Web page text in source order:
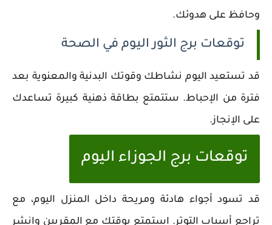
وحافظ على هدوئك.
توقعات برج الثور اليوم في الصحة
قد تستعيد اليوم نشاطك وقوتك البدنية والمعنوية بعد
فترة من الإحباط. ستتمتع بطاقة ذهنية كبيرة تساعدك
على الإنجاز.
توقعات برج الجوزاء اليوم
قد تسود أجواء هادئة ومريحة داخل المنزل اليوم، مع
تراجع أسباب التوتر. استمتع بوقتك مع المقربين وانشر